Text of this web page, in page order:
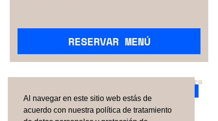
Al navegar en este sitio web estás de
acuerdo con nuestra política de tratamiento
RESERVAR MENÚ
¿No has encontrado el servicio perfecto para